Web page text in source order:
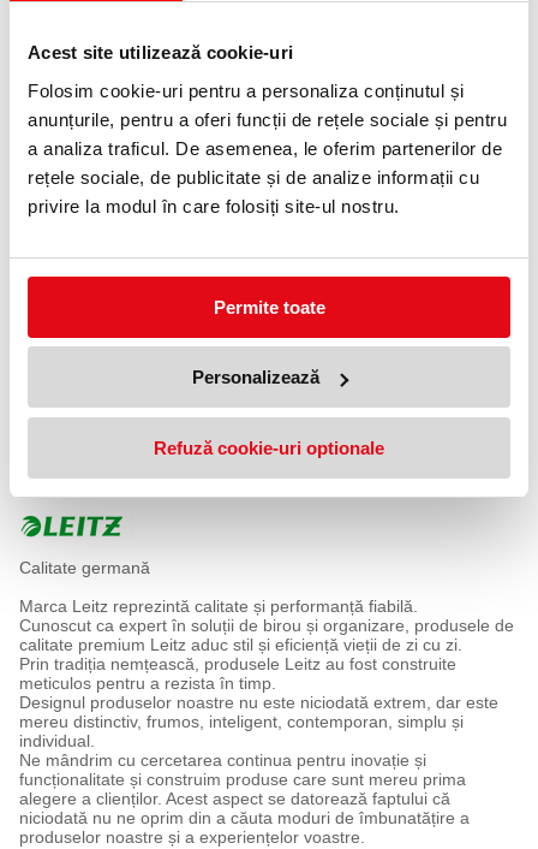
Acest site utilizează cookie-uri
Folosim cookie-uri pentru a personaliza conținutul și
anunțurile, pentru a oferi funcții de rețele sociale și pentru
a analiza traficul. De asemenea, le oferim partenerilor de
rețele sociale, de publicitate și de analize informații cu
privire la modul în care folosiți site-ul nostru.
Permite toate
Personalizează
Refuză cookie-uri optionale
Braț de
reduce
spațiul
necesar
pentru
depozitare.
acasa sau de
produsele Leitz
de cea mai
Calitate germană
Marca Leitz reprezintă calitate și performanță fiabilă.
Cunoscut ca expert în soluții de birou și organizare, produsele de
calitate premium Leitz aduc stil și eficiență vieții de zi cu zi.
Prin tradiția nemțească, produsele Leitz au fost construite
meticulos pentru a rezista în timp.
Designul produselor noastre nu este niciodată extrem, dar este
mereu distinctiv, frumos, inteligent, contemporan, simplu și
individual.
Ne mândrim cu cercetarea continua pentru inovație și
funcționalitate și construim produse care sunt mereu prima
alegere a clienților. Acest aspect se datorează faptului că
niciodată nu ne oprim din a căuta moduri de îmbunatățire a
produselor noastre și a experiențelor voastre.